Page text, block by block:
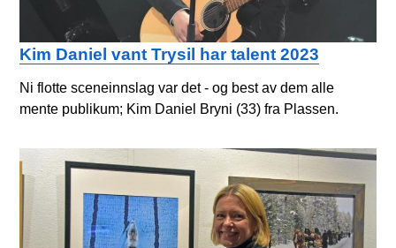
Kim Daniel vant Trysil har talent 2023
Ni flotte sceneinnslag var det - og best av dem alle
mente publikum; Kim Daniel Bryni (33) fra Plassen.